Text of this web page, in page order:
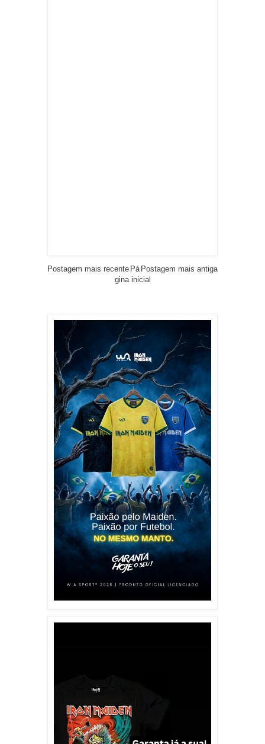
Postagem mais recente Postagem mais antiga
Pá
gina inicial